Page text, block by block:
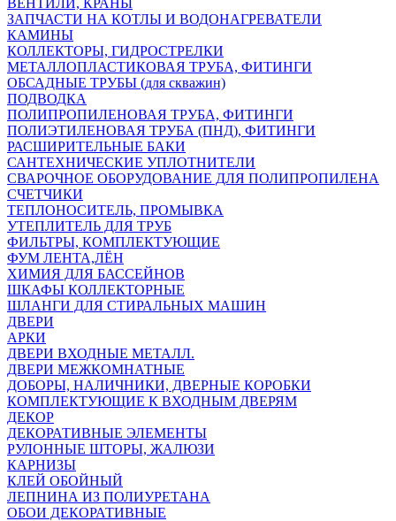
ВЕНТИЛИ, КРАНЫ
ЗАПЧАСТИ НА КОТЛЫ И ВОДОНАГРЕВАТЕЛИ
КАМИНЫ
КОЛЛЕКТОРЫ, ГИДРОСТРЕЛКИ
МЕТАЛЛОПЛАСТИКОВАЯ ТРУБА, ФИТИНГИ
ОБСАДНЫЕ ТРУБЫ (для скважин)
ПОДВОДКА
ПОЛИПРОПИЛЕНОВАЯ ТРУБА, ФИТИНГИ
ПОЛИЭТИЛЕНОВАЯ ТРУБА (ПНД), ФИТИНГИ
РАСШИРИТЕЛЬНЫЕ БАКИ
САНТЕХНИЧЕСКИЕ УПЛОТНИТЕЛИ
СВАРОЧНОЕ ОБОРУДОВАНИЕ ДЛЯ ПОЛИПРОПИЛЕНА
СЧЕТЧИКИ
ТЕПЛОНОСИТЕЛЬ, ПРОМЫВКА
УТЕПЛИТЕЛЬ ДЛЯ ТРУБ
ФИЛЬТРЫ, КОМПЛЕКТУЮЩИЕ
ФУМ ЛЕНТА,ЛЁН
ХИМИЯ ДЛЯ БАССЕЙНОВ
ШКАФЫ КОЛЛЕКТОРНЫЕ
ШЛАНГИ ДЛЯ СТИРАЛЬНЫХ МАШИН
ДВЕРИ
АРКИ
ДВЕРИ ВХОДНЫЕ МЕТАЛЛ.
ДВЕРИ МЕЖКОМНАТНЫЕ
ДОБОРЫ, НАЛИЧНИКИ, ДВЕРНЫЕ КОРОБКИ
КОМПЛЕКТУЮЩИЕ К ВХОДНЫМ ДВЕРЯМ
ДЕКОР
ДЕКОРАТИВНЫЕ ЭЛЕМЕНТЫ
РУЛОННЫЕ ШТОРЫ, ЖАЛЮЗИ
КАРНИЗЫ
КЛЕЙ ОБОЙНЫЙ
ЛЕПНИНА ИЗ ПОЛИУРЕТАНА
ОБОИ ДЕКОРАТИВНЫЕ